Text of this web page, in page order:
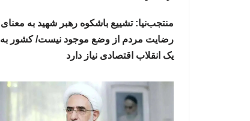
منتجب‌نیا: تشییع باشکوه رهبر شهید به معنای
رضایت مردم از وضع موجود نیست/ کشور به
یک انقلاب اقتصادی نیاز دارد